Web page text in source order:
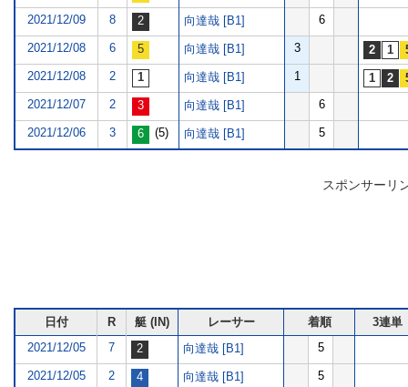
2021/12/09 8 向達哉 [B1] 6
2021/12/08 6 向達哉 [B1] 3
2021/12/08 2 向達哉 [B1] 1
2021/12/07 2 向達哉 [B1] 6
2021/12/06 3 (5) 向達哉 [B1] 5
スポンサーリ
日付 R 艇 (IN) レーサー 着順
3連単
2021/12/05
7 向達哉 [B1] 5
2021/12/05 2 向達哉 [B1] 5